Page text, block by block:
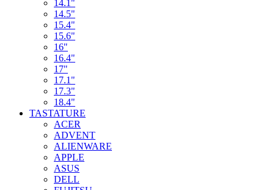
14.1"
14.5"
15.4"
15.6"
16"
16.4"
17"
17.1"
17.3"
18.4"
TASTATURE
ACER
ADVENT
ALIENWARE
APPLE
ASUS
DELL